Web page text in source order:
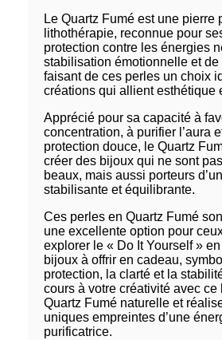
Le Quartz Fumé est une pierre
lithothérapie, reconnue pour
protection contre les énergies
stabilisation émotionnelle et de
faisant de ces perles un choix
créations qui allient esthétique
Apprécié pour sa capacité à
concentration, à purifier l’aura
protection douce, le Quartz
créer des bijoux qui ne sont
beaux, mais aussi porteurs
stabilisante et équilibrante.
Ces perles en Quartz Fumé
une excellente option pour
explorer le « Do It Yourself »
bijoux à offrir en cadeau,
protection, la clarté et la
cours à votre créativité avec ce
Quartz Fumé naturelle et
uniques empreintes d’une
purificatrice.